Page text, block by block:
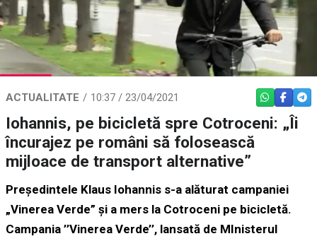
ACTUALITATE 10:37 / 23/04/2021 WHATSAPP
Iohannis, pe bicicletă spre Cotroceni: „Îi
încurajez pe români să folosească
mijloace de transport alternative”
Președintele Klaus Iohannis s-a alăturat campaniei
„Vinerea Verde” și a mers la Cotroceni pe bicicletă. ​
Campania ’’Vinerea Verde’’, lansată de MInisterul